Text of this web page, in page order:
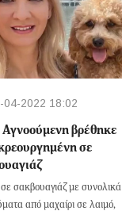
04-2022 18:02
βρέθηκε
σε
σακβουαγιάζ με συνολικά
από μαχαίρι σε λαιμό,